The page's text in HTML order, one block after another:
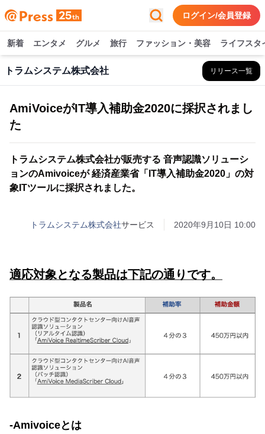
ログイン/会員登録
新着 エンタメ グルメ 旅行 ファッション・美容 ライフスタ
トラムシステム株式会社 リリース一覧
AmiVoiceがIT導入補助金2020に採択されまし
た
トラムシステム株式会社が販売する 音声認識ソリューシ
ョンのAmivoiceが 経済産業省「IT導入補助金2020」の対
象ITツールに採択されました。
トラムシステム株式会社サービス 2020年9月10日 10:00
適応対象となる製品は下記の通りです。
-Amivoiceとは